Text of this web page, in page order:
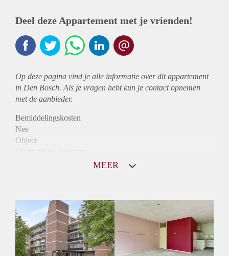
Deel deze Appartement met je vrienden!
Op deze pagina vind je alle informatie over ditappartement
in Den Bosch. Als je vragen hebt kun je contact opnemen
met de aanbieder.
Bemiddelingskosten
Nee
Object
Huurtoeslag
Mogelijk
Inkomen eis
N.V.T.
Huurtermijn
MEER